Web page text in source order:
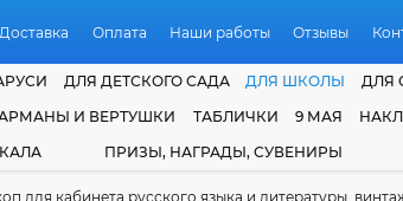
Доставка Оплата Наши работы Отзывы
ДЛЯ ДЕТСКОГО САДА ДЛЯ ШКОЛЫ ДЛЯ
И ВЕРТУШКИ ТАБЛИЧКИ 9 МАЯ
ПРИЗЫ, НАГРАДЫ, СУВЕНИРЫ
для кабинета русского языка и литературы,